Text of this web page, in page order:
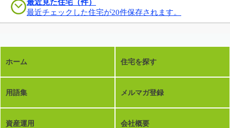
最近見た住宅（件）
最近チェックした住宅が20件保存されます。
ホーム 住宅を探す
用語集 メルマガ登録
資産運用 会社概要